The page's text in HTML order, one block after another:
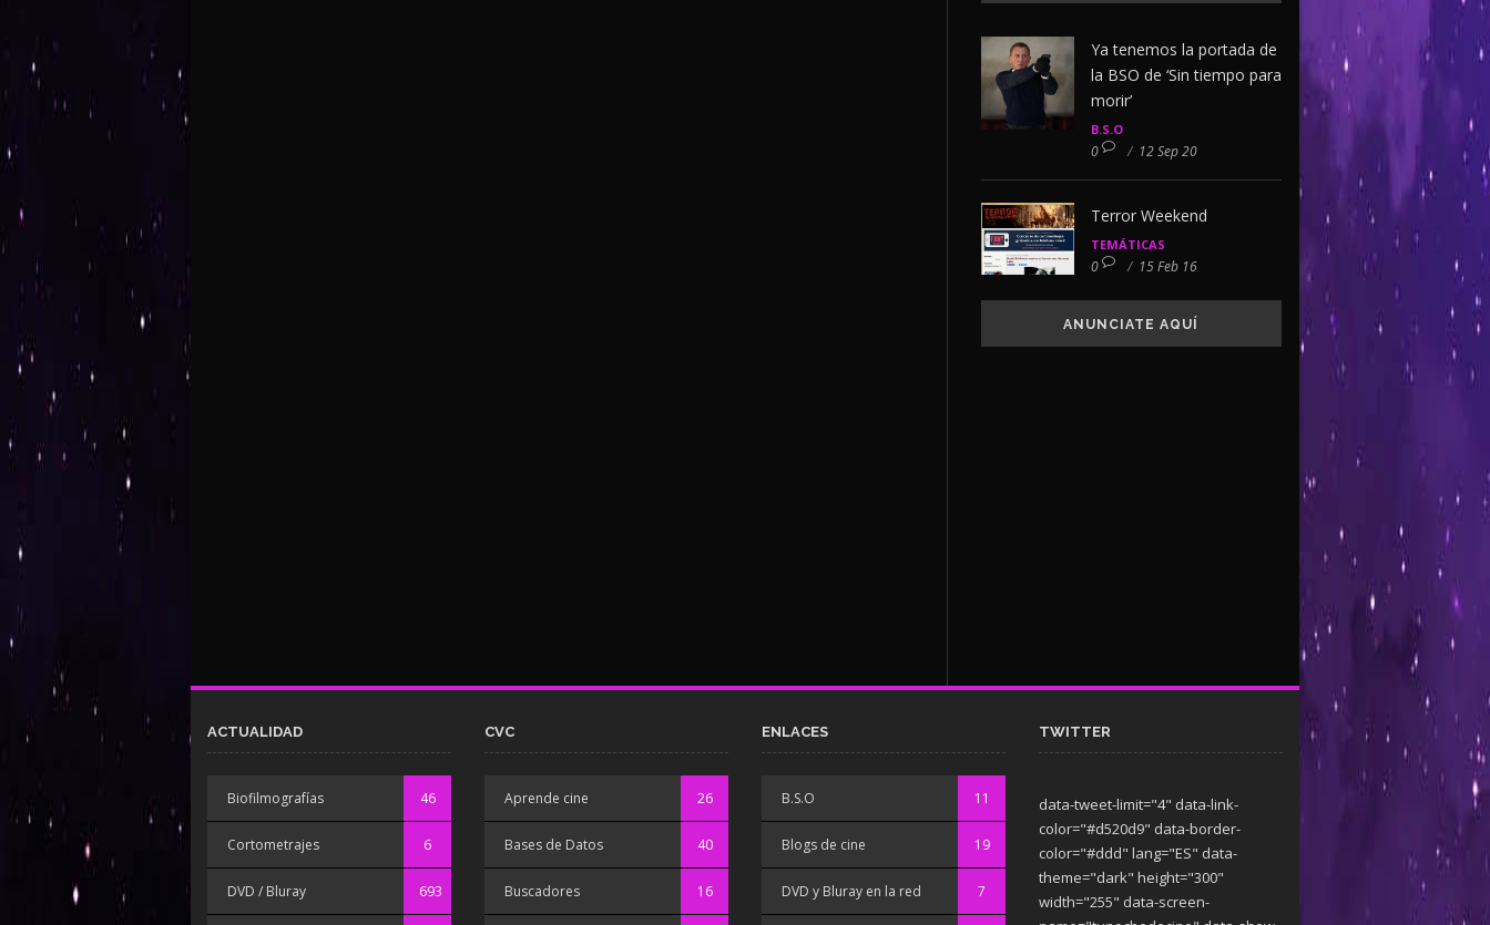
Ya tenemos la portada de
la BSO de ‘Sin tiempo para
morir’
B.S.O
0 / 12 Sep 20
Terror Weekend
TEMÁTICAS
0 / 15 Feb 16
ANUNCIATE AQUÍ
ACTUALIDAD
Biofilmografías 46
Cortometrajes 6
DVD / Bluray 693
CVC
Aprende cine 26
Bases de Datos 40
Buscadores 16
ENLACES
B.S.O 11
Blogs de cine 19
DVD y Bluray en la red 7
TWITTER
data-tweet-limit="4" data-link-
color="#d520d9" data-border-
color="#ddd" lang="ES" data-
theme="dark" height="300"
width="255" data-screen-